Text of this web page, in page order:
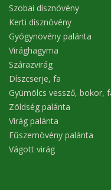
Szobai dísznövény
Kerti dísznövény
Gyógynövény palánta
Virághagyma
Szárazvirág
Díszcserje, fa
Gyümölcs vessző, bokor,
Zöldség palánta
Virág palánta
Fűszernövény palánta
Vágott virág